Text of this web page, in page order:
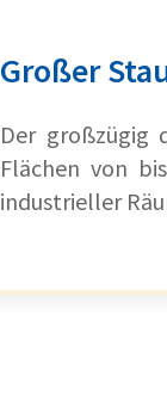
Großer
Der großzügig
Flächen von
industrieller